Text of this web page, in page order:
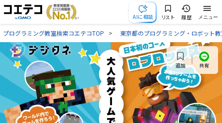
AIに相談 リスト 履歴 メニュー
プログラミング教室検索コエテコTOP 東京都のプログラミング・ロボット
追加 共有